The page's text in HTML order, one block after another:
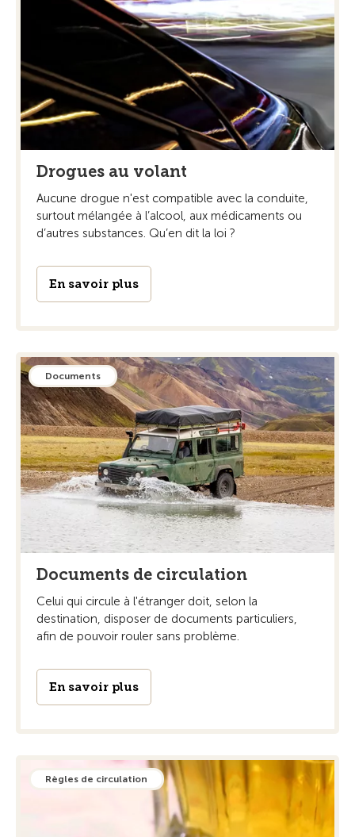
Drogues au volant
Aucune drogue n'est compatible avec la conduite,
surtout mélangée à l’alcool, aux médicaments ou
d’autres substances. Qu’en dit la loi ?
En savoir plus
Documents
Documents de circulation
Celui qui circule à l'étranger doit, selon la
destination, disposer de documents particuliers,
afin de pouvoir rouler sans problème.
En savoir plus
Règles de circulation